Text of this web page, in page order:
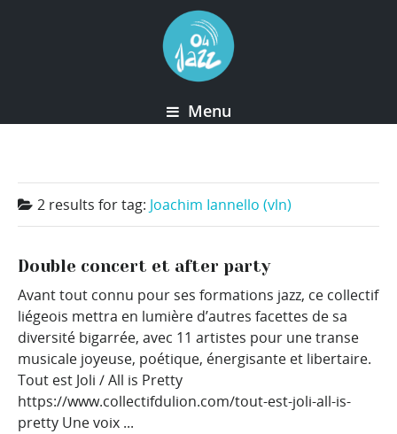
Menu
2 results fortag: Joachim Iannello (vln)
Double concert et after party
Avant tout connu pour ses formations jazz, ce collectif
liégeois mettra en lumière d’autres facettes de sa
diversité bigarrée, avec 11 artistes pour une transe
musicale joyeuse, poétique, énergisante et libertaire.
Tout est Joli / All is Pretty
https://www.collectifdulion.com/tout-est-joli-all-is-
pretty Une voix ...